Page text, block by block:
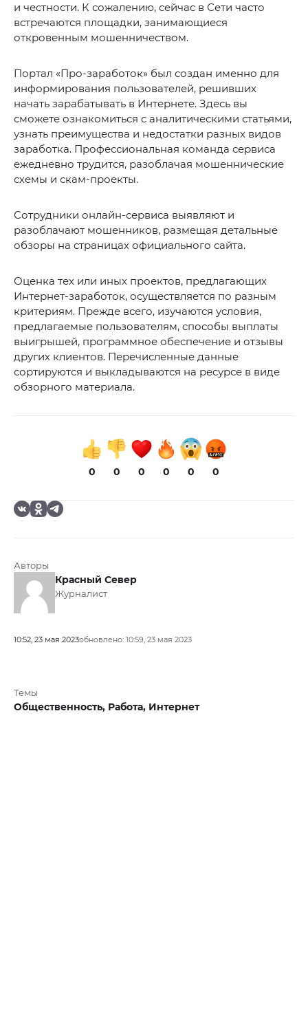
и честности. К сожалению, сейчас в Сети часто
встречаются площадки, занимающиеся
откровенным мошенничеством.
Портал «Про-заработок» был создан именно для
информирования пользователей, решивших
начать зарабатывать в Интернете. Здесь вы
сможете ознакомиться с аналитическими статьями,
узнать преимущества и недостатки разных видов
заработка. Профессиональная команда сервиса
ежедневно трудится, разоблачая мошеннические
схемы и скам-проекты.
Сотрудники онлайн-сервиса выявляют и
разоблачают мошенников, размещая детальные
обзоры на страницах официального сайта.
Оценка тех или иных проектов, предлагающих
Интернет-заработок, осуществляется по разным
критериям. Прежде всего, изучаются условия,
предлагаемые пользователям, способы выплаты
выигрышей, программное обеспечение и отзывы
других клиентов. Перечисленные данные
сортируются и выкладываются на ресурсе в виде
обзорного материала.
0 0 0 0 0 0
Авторы
Красный Север
Журналист
10:52, 23 мая 2023обновлено: 10:59, 23 мая 2023
Темы
Общественность, Работа, Интернет